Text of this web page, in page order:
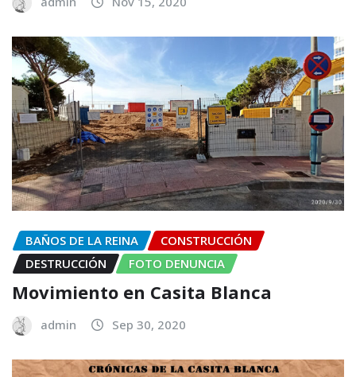
BAÑOS DE LA REINA
CONSTRUCCIÓN
DESTRUCCIÓN
FOTO DENUNCIA
Movimiento en Casita Blanca
admin Sep 30, 2020